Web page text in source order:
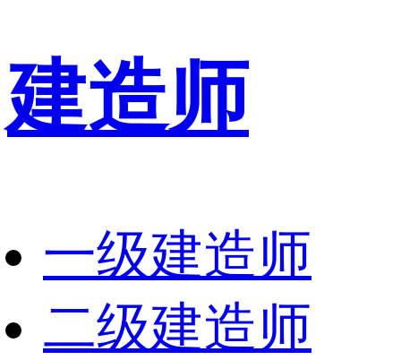
建造师
一级建造师
二级建造师